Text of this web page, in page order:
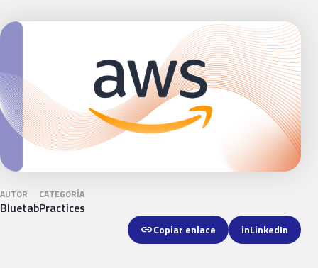
AUTOR
Bluetab
CATEGORÍA
Practices
linkCopiar enlace inLinkedIn